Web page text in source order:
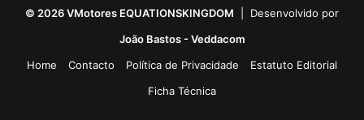
© 2026 VMotores EQUATIONSKINGDOM | Desenvolvido por
João Bastos - Veddacom
Home
Contacto Política de Privacidade
Estatuto Editorial
Ficha Técnica